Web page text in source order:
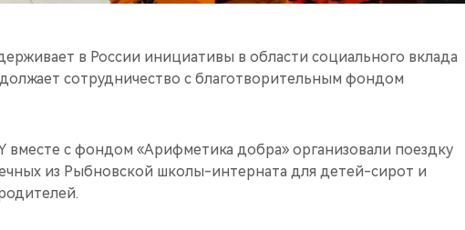
в России инициативы в области социального вклада
сотрудничество с благотворительным фондом
вместе с фондом «Арифметика добра» организовали поездку
из Рыбновской школы-интерната для детей-сирот и